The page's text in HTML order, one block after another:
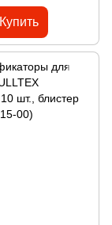
Купить